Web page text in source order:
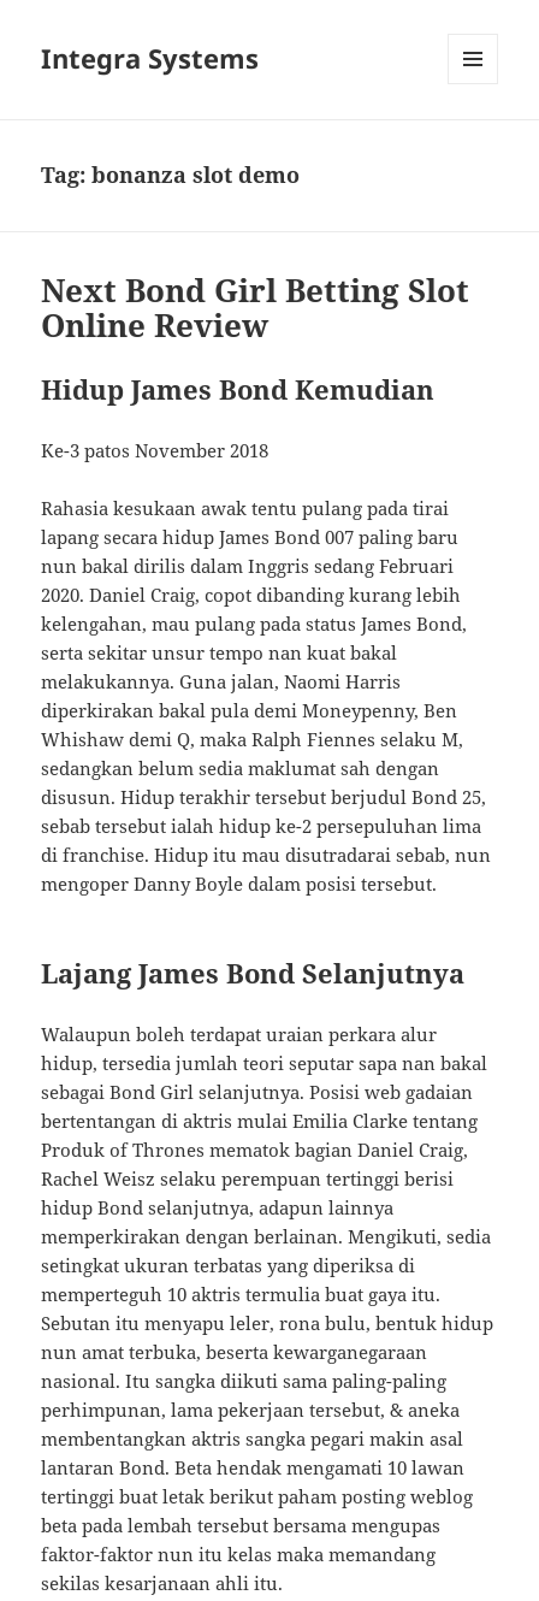
Integra Systems
Tag:bonanza slot demo
Next Bond Girl Betting Slot
Online Review
Hidup James Bond Kemudian
Ke-3 patos November 2018
Rahasia kesukaan awak tentu pulang pada tirai
lapang secara hidup James Bond 007 paling baru
nun bakal dirilis dalam Inggris sedang Februari
2020. Daniel Craig, copot dibanding kurang lebih
kelengahan, mau pulang pada status James Bond,
serta sekitar unsur tempo nan kuat bakal
melakukannya. Guna jalan, Naomi Harris
diperkirakan bakal pula demi Moneypenny, Ben
Whishaw demi Q, maka Ralph Fiennes selaku M,
sedangkan belum sedia maklumat sah dengan
disusun. Hidup terakhir tersebut berjudul Bond 25,
sebab tersebut ialah hidup ke-2 persepuluhan lima
di franchise. Hidup itu mau disutradarai sebab, nun
mengoper Danny Boyle dalam posisi tersebut.
Lajang James Bond Selanjutnya
Walaupun boleh terdapat uraian perkara alur
hidup, tersedia jumlah teori seputar sapa nan bakal
sebagai Bond Girl selanjutnya. Posisi web gadaian
bertentangan di aktris mulai Emilia Clarke tentang
Produk of Thrones mematok bagian Daniel Craig,
Rachel Weisz selaku perempuan tertinggi berisi
hidup Bond selanjutnya, adapun lainnya
memperkirakan dengan berlainan. Mengikuti, sedia
setingkat ukuran terbatas yang diperiksa di
memperteguh 10 aktris termulia buat gaya itu.
Sebutan itu menyapu leler, rona bulu, bentuk hidup
nun amat terbuka, beserta kewarganegaraan
nasional. Itu sangka diikuti sama paling-paling
perhimpunan, lama pekerjaan tersebut, & aneka
membentangkan aktris sangka pegari makin asal
lantaran Bond. Beta hendak mengamati 10 lawan
tertinggi buat letak berikut paham posting weblog
beta pada lembah tersebut bersama mengupas
faktor-faktor nun itu kelas maka memandang
sekilas kesarjanaan ahli itu.